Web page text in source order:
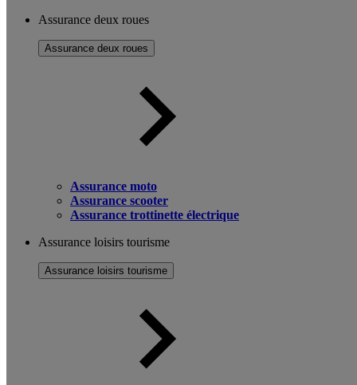
Assurance deux roues
Assurance deux roues
Assurance moto
Assurance scooter
Assurance trottinette électrique
Assurance loisirs tourisme
Assurance loisirs tourisme